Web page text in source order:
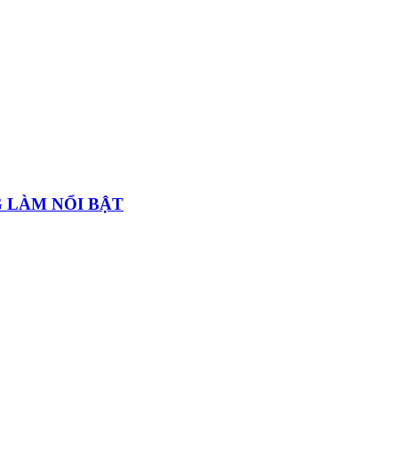
LÀM NỔI BẬT